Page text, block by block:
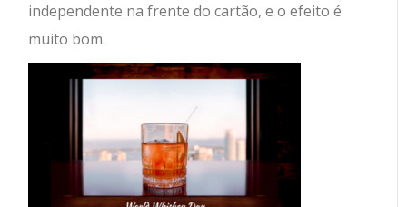
independente na frente do cartão, e o efeito é
muito bom.